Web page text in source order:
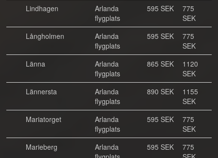
Lindhagen
Arlanda
flygplats
595 SEK
775
SEK
Långholmen
Arlanda
flygplats
595 SEK
775
SEK
Länna
Arlanda
flygplats
865 SEK
1120
SEK
Lännersta
Arlanda
flygplats
890 SEK
1155
SEK
Mariatorget
Arlanda
flygplats
595 SEK
775
SEK
Marieberg
Arlanda
595 SEK
775